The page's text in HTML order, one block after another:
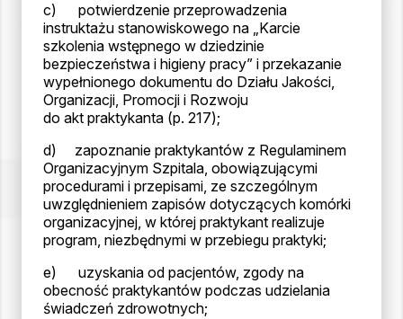
c) potwierdzenie przeprowadzenia
instruktażu stanowiskowego na „Karcie
szkolenia wstępnego w dziedzinie
bezpieczeństwa i higieny pracy” i przekazanie
wypełnionego dokumentu do Działu Jakości,
Organizacji, Promocji i Rozwoju
do akt praktykanta (p. 217);
d) zapoznanie praktykantów z Regulaminem
Organizacyjnym Szpitala, obowiązującymi
procedurami i przepisami, ze szczególnym
uwzględnieniem zapisów dotyczących komórki
organizacyjnej, w której praktykant realizuje
program, niezbędnymi w przebiegu praktyki;
e) uzyskania od pacjentów, zgody na
obecność praktykantów podczas udzielania
świadczeń zdrowotnych;